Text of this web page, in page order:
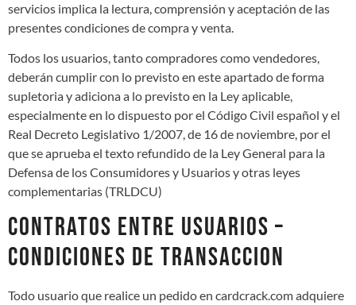
servicios implica la lectura, comprensión y aceptación de las
presentes condiciones de compra y venta.
Todos los usuarios, tanto compradores como vendedores,
deberán cumplir con lo previsto en este apartado de forma
supletoria y adiciona a lo previsto en la Ley aplicable,
especialmente en lo dispuesto por el Código Civil español y el
Real Decreto Legislativo 1/2007, de 16 de noviembre, por el
que se aprueba el texto refundido de la Ley General para la
Defensa de los Consumidores y Usuarios y otras leyes
complementarias (TRLDCU)
CONTRATOS ENTRE USUARIOS –
CONDICIONES DE TRANSACCION
Todo usuario que realice un pedido en cardcrack.com adquiere